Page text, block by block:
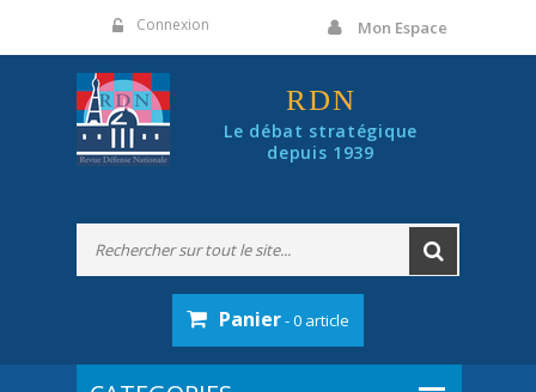
Connexion Mon Espace
RDN
Le débat stratégique
depuis 1939
Panier- 0 article